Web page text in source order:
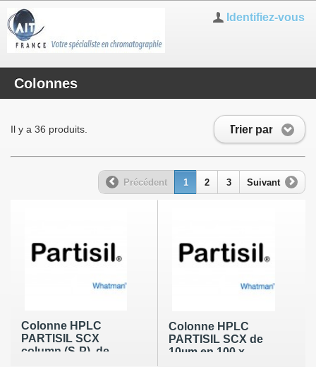
Identifiez-vous
Colonnes
Trier par
Il y a 36 produits.
Précédent 1 2 3 Suivant
Colonne HPLC
PARTISIL SCX
column (S-P), de
Colonne HPLC
PARTISIL SCX de
10µm en 100 x